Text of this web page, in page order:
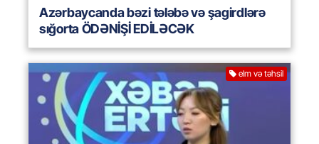
Azərbaycanda bəzi tələbə və şagirdlərə
sığorta ÖDƏNİŞİ EDİLƏCƏK
elm və təhsil